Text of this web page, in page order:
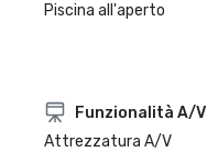
Piscina all'aperto
Funzionalità A/V
Attrezzatura A/V